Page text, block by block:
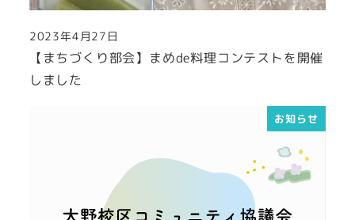
【まちづくり部会】まめde料理コンテストを開催
しました
投稿日
2023年4月27日
お知らせ